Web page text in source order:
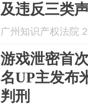
及违反三类
广州知识产权法院
游戏泄密首
名UP主发布
判刑